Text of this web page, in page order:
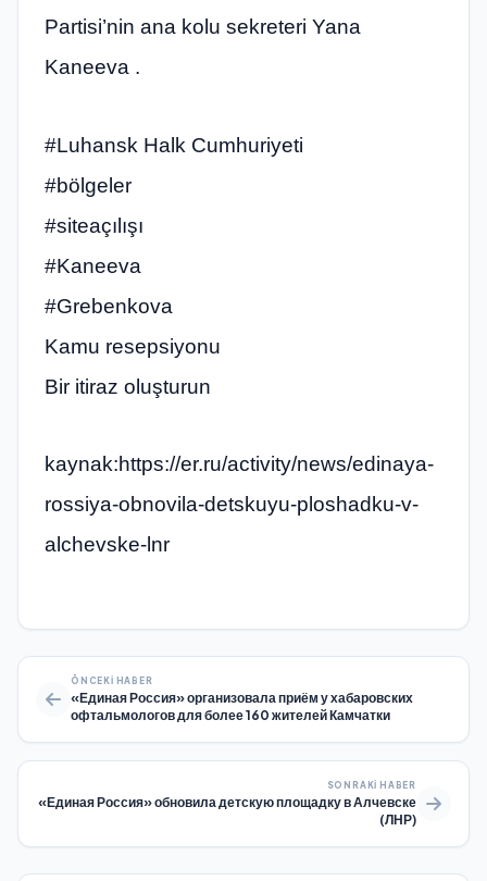
Partisi’nin ana kolu sekreteri Yana
Kaneeva .
#Luhansk Halk Cumhuriyeti
#bölgeler
#siteaçılışı
#Kaneeva
#Grebenkova
Kamu resepsiyonu
Bir itiraz oluşturun
kaynak:https://er.ru/activity/news/edinaya-
rossiya-obnovila-detskuyu-ploshadku-v-
alchevske-lnr
ÖNCEKI HABER
«Единая Россия» организовала приём у хабаровских
офтальмологов для более 160 жителей Камчатки
SONRAKI HABER
«Единая Россия» обновила детскую площадку в Алчевске
(ЛНР)